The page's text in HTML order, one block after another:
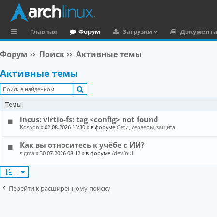
ы
л
к
и
Главная Форум Загрузки
Форум Поиск Активные темы
Активные темы
Темы
incus: virtio-fs: tag <config> not found
Koshon » 02.08.2026 13:30 » в форуме Сети, серверы, защита
Как вы относитесь к учёбе с ИИ?
sigma » 30.07.2026 08:12 » в форуме /dev/null
Перейти к расширенному поиску